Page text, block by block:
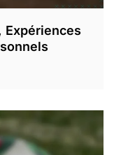
Expériences